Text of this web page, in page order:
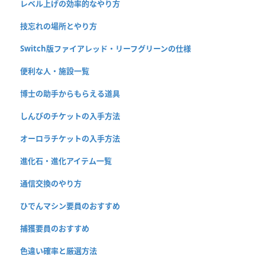
レベル上げの効率的なやり方
技忘れの場所とやり方
Switch版ファイアレッド・リーフグリーンの仕様
便利な人・施設一覧
博士の助手からもらえる道具
しんぴのチケットの入手方法
オーロラチケットの入手方法
進化石・進化アイテム一覧
通信交換のやり方
ひでんマシン要員のおすすめ
捕獲要員のおすすめ
色違い確率と厳選方法